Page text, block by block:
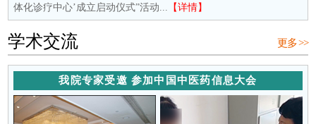
体化诊疗中心’成立启动仪式”活动...
【详情】
学术交流 更多 >>
我院专家受邀 参加中国中医药信息大会